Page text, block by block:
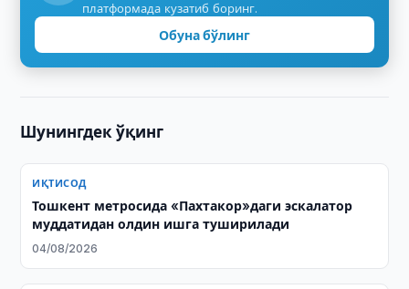
платформада кузатиб боринг.
Обуна бўлинг
Шунингдек ўқинг
ИҚТИСОД
Тошкент метросида «Пахтакор»даги эскалатор
муддатидан олдин ишга туширилади
04/08/2026